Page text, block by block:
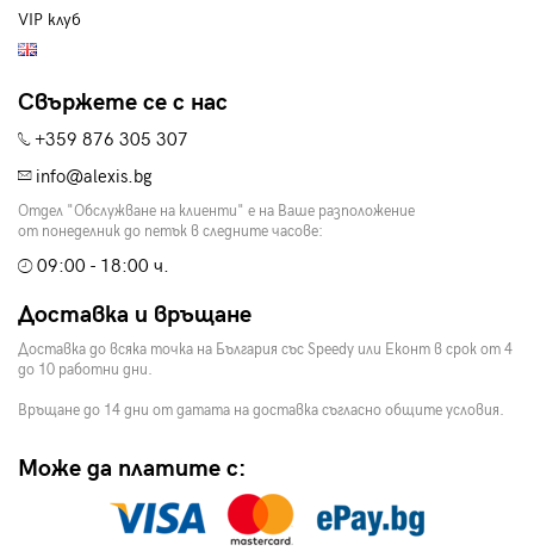
VIP клуб
Свържете се с нас
+359 876 305 307
info@alexis.bg
Отдел "Обслужване на клиенти" е на Ваше разположение
от понеделник до петък в следните часове:
09:00 - 18:00 ч.
Доставка и връщане
Доставка до всяка точка на България със Speedy или Еконт в срок от 4
до 10 работни дни.
Връщане до 14 дни от датата на доставка съгласно общите условия.
Може да платите с: